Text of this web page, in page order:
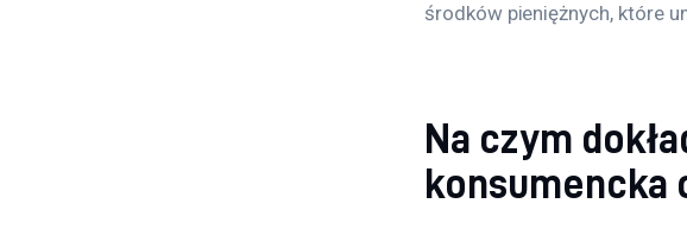
środków pieniężnych, które
Na czym
konsumencka